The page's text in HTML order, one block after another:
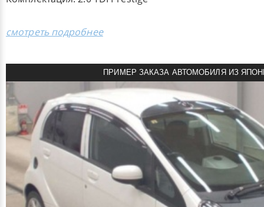
смотреть подробнее
ПРИМЕР ЗАКАЗА АВТОМОБИЛЯ ИЗ